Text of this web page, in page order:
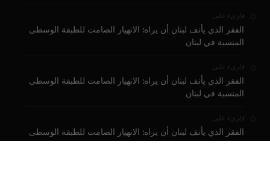
قارىء على
الفقر الذي يأنف لبنان أن يراه: الانهيار الصامت للطبقة الوسطى
المنسية في لبنان
قارىء على
الفقر الذي يأنف لبنان أن يراه: الانهيار الصامت للطبقة الوسطى
المنسية في لبنان
قارىء على
الفقر الذي يأنف لبنان أن يراه: الانهيار الصامت للطبقة الوسطى